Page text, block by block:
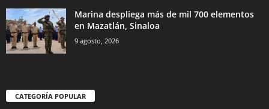
Marina despliega más de mil 700 elementos
en Mazatlán, Sinaloa
9 agosto, 2026
CATEGORÍA POPULAR